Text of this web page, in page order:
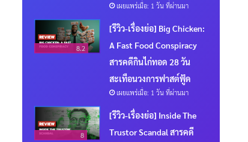
เผยแพร่เมื่อ: 1 วัน ที่ผ่านมา
8.2
[รีวิว-เรื่องย่อ] Big Chicken:
A Fast Food Conspiracy
สารคดีกินไก่ทอด 28 วัน
สะเทือนวงการฟาสต์ฟู้ด
เผยแพร่เมื่อ: 1 วัน ที่ผ่านมา
8
[รีวิว-เรื่องย่อ] Inside The
Trustor Scandal สารคดี